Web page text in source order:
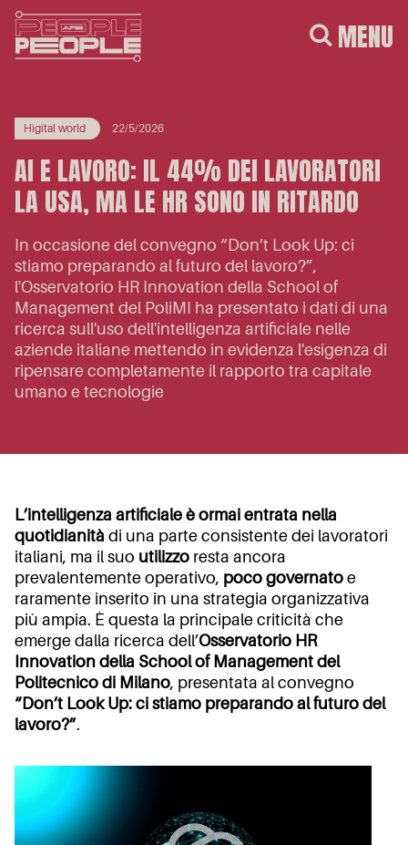
MENU
Higital world 22/5/2026
AI E LAVORO: IL 44% DEI LAVORATORI
LA USA, MA LE HR SONO IN RITARDO
In occasione del convegno “Don’t Look Up: ci
stiamo preparando al futuro del lavoro?”,
l'Osservatorio HR Innovation della School of
Management del PoliMI ha presentato i dati di una
ricerca sull'uso dell'intelligenza artificiale nelle
aziende italiane mettendo in evidenza l'esigenza di
ripensare completamente il rapporto tra capitale
umano e tecnologie
L’intelligenza artificiale è ormai entrata nella
quotidianità di una parte consistente dei lavoratori
italiani, ma il suo utilizzo resta ancora
prevalentemente operativo, poco governato e
raramente inserito in una strategia organizzativa
più ampia. È questa la principale criticità che
emerge dalla ricerca dell’Osservatorio HR
Innovation della School of Management del
Politecnico di Milano, presentata al convegno
“Don’t Look Up: ci stiamo preparando al futuro del
lavoro?”.